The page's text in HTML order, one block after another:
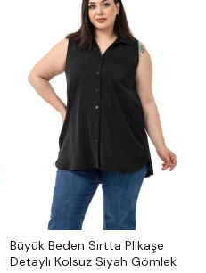
Büyük Beden Sırtta Plikaşe
Detaylı Kolsuz Siyah Gömlek